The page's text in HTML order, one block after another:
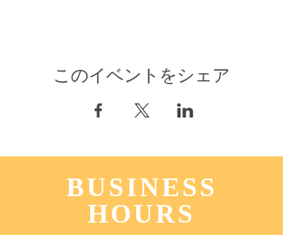
このイベントをシェア
BUSINESS
HOURS